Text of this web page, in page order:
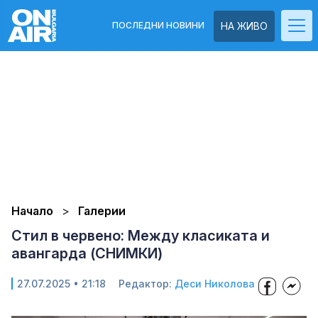
НА ЖИВО
ПОСЛЕДНИ НОВИНИ
Начало Галерии
Стил в червено: Между класиката и
авангарда (СНИМКИ)
27.07.2025 • 21:18 Редактор: Деси Николова